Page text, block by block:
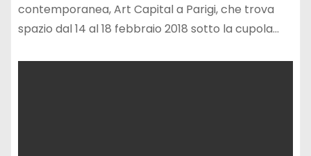
contemporanea, Art Capital a Parigi, che trova
spazio dal 14 al 18 febbraio 2018 sotto la cupola…